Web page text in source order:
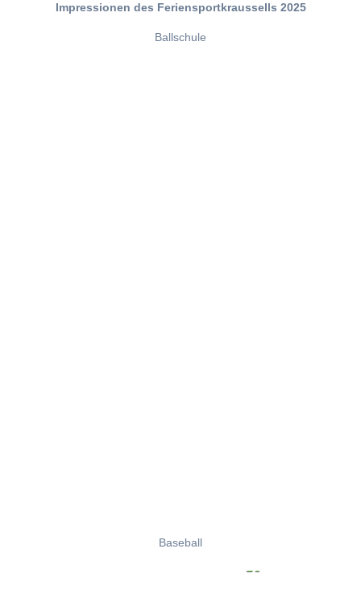
Impressionen des Feriensportkraussells 2025
Ballschule
Baseball